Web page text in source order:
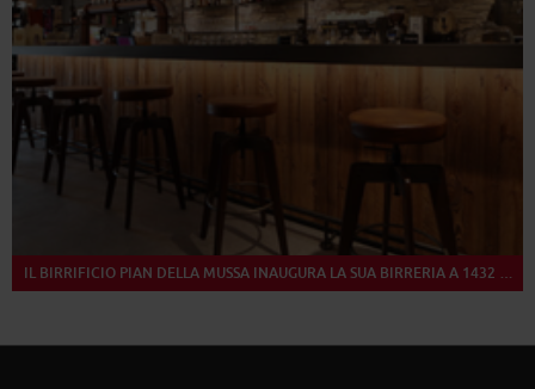
IL BIRRIFICIO PIAN DELLA MUSSA INAUGURA LA SUA BIRRERIA A 1432 METRI DI ALTEZZA